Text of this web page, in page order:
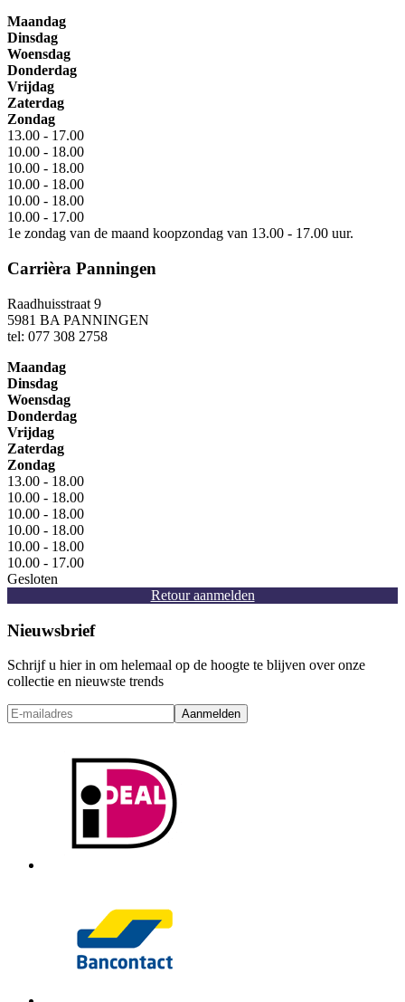
Maandag
Dinsdag
Woensdag
Donderdag
Vrijdag
Zaterdag
Zondag
13.00 - 17.00
10.00 - 18.00
10.00 - 18.00
10.00 - 18.00
10.00 - 18.00
10.00 - 17.00
1e zondag van de maand koopzondag van 13.00 - 17.00 uur.
Carrièra Panningen
Raadhuisstraat 9
5981 BA PANNINGEN
tel: 077 308 2758
Maandag
Dinsdag
Woensdag
Donderdag
Vrijdag
Zaterdag
Zondag
13.00 - 18.00
10.00 - 18.00
10.00 - 18.00
10.00 - 18.00
10.00 - 18.00
10.00 - 17.00
Gesloten
Retour aanmelden
Nieuwsbrief
Schrijf u hier in om helemaal op de hoogte te blijven over onze
collectie en nieuwste trends
Aanmelden